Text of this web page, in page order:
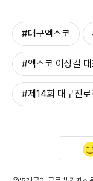
#대구엑스코
#엑스코 이상길
#제14회 대구진로